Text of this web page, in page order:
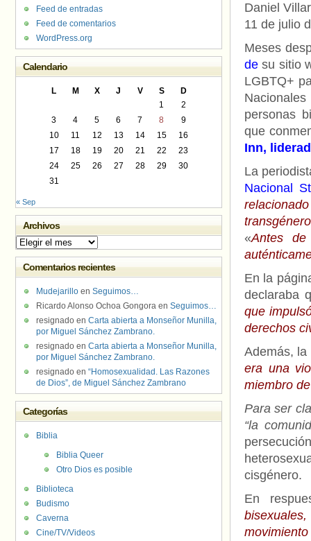
Daniel
11 de julio
Meses
de su sitio
LGBTQ+
personas
que
Inn,
La
Nacional
«Antes
En la
declaraba
que
derechos
Además,
era una
miembro
Para ser
“la
cisgénero.
En
Feed de entradas
Feed de comentarios
WordPress.org
Calendario
L M X J V S
D
1
2
3
4 5 6 7 8
9
10
11 12 13 14 15
16
17
18 19 20 21 22
23
24
25 26 27 28 29
30
31
« Sep
Archivos
Archivos
Comentarios recientes
Mudejarillo en Seguimos…
Ricardo Alonso Ochoa Gongora en Seguimos…
resignado en Carta abierta a Monseñor Munilla,
por Miguel Sánchez Zambrano.
resignado en Carta abierta a Monseñor Munilla,
por Miguel Sánchez Zambrano.
resignado en “Homosexualidad. Las Razones
de Dios”, de Miguel Sánchez Zambrano
Categorías
Biblia
Biblia Queer
Otro Dios es posible
Biblioteca
Budismo
Caverna
Cine/TV/Videos